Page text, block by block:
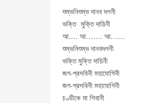
শুম্ভনিশুম্ভ দানব দলনী
ভক্তি মুক্তি দায়িনী
আ…. আ……. আ……
শুম্ভনিশুম্ভ দানবদলনী
ভক্তি মুক্তি দায়িনী
জগ-প্রসবিনী মহাযোগিনী
জগ-প্রসবিনী মহাযোগিনী
চণ্ডীকে মা শিবানী